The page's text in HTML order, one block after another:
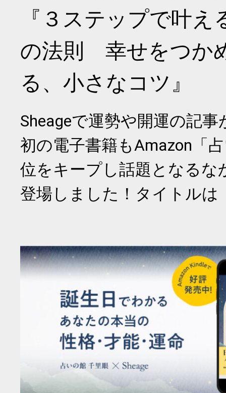
『３ステップで叶
の法則 幸せをつか
る、小さなコツ』
Sheageで運勢や開運の記
初の電子書籍もAmazon「
位をキープし話題となるな
登場しました！タイトルは